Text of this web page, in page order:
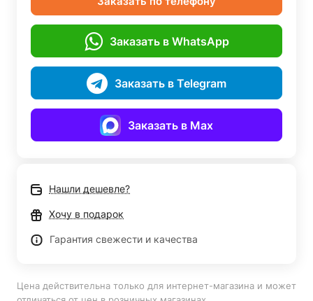
Заказать в WhatsApp
Заказать в Telegram
Заказать в Max
Нашли дешевле?
Хочу в подарок
Гарантия свежести и качества
Цена действительна только для интернет-магазина и может